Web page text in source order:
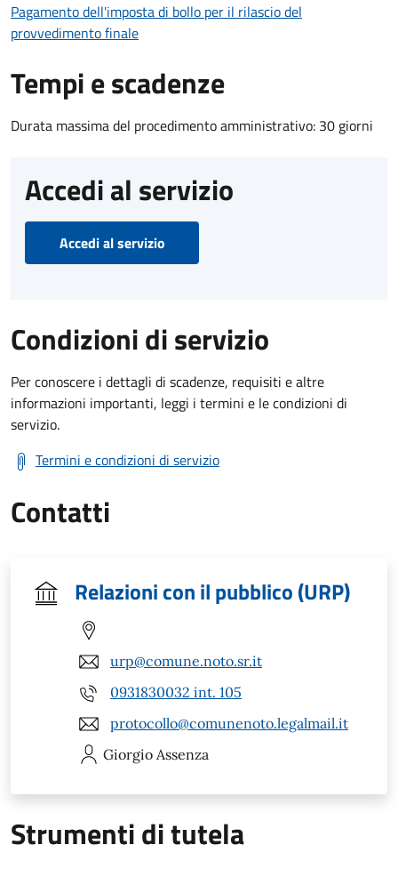
Pagamento dell'imposta di bollo per il rilascio del
provvedimento finale
Tempi e scadenze
Durata massima del procedimento amministrativo: 30 giorni
Accedi al servizio
Accedi al servizio
Condizioni di servizio
Per conoscere i dettagli di scadenze, requisiti e altre
informazioni importanti, leggi i termini e le condizioni di
servizio.
Termini e condizioni di servizio
Contatti
Relazioni con il pubblico (URP)
urp@comune.noto.sr.it
0931830032 int. 105
protocollo@comunenoto.legalmail.it
Giorgio Assenza
Strumenti di tutela